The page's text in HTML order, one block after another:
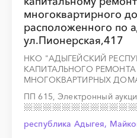
многоквартирного
расположенного по
ул.Пионерская,417
НКО "АДЫГЕЙСКИЙ
КАПИТАЛЬНОГО
МНОГОКВАРТИРНЫХ
ПП 615, Электронный
республика Адыгея,